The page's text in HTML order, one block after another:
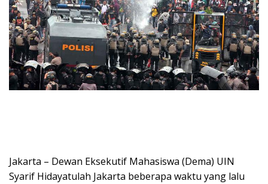
Jakarta – Dewan Eksekutif Mahasiswa (Dema) UIN
Syarif Hidayatulah Jakarta beberapa waktu yang lalu